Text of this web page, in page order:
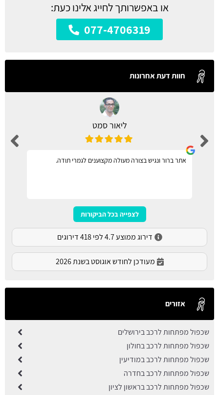
או באפשרותך לחייג אלינו כעת:
077-4706319
חוות דעת אחרונות
ליאור סמט
אתר ברור ונגיש בצורה מעולה מקצוענים לגמרי תודה.
לצפייה בכל הביקורות
דירוג ממוצע 4.7 לפי 418 דירוגים
מעודכן לחודש אוגוסט בשנת 2026
אזורים
שכפול מפתחות לרכב בירושלים
שכפול מפתחות לרכב בחולון
שכפול מפתחות לרכב במודיעין
שכפול מפתחות לרכב בחדרה
שכפול מפתחות לרכב בראשון לציון